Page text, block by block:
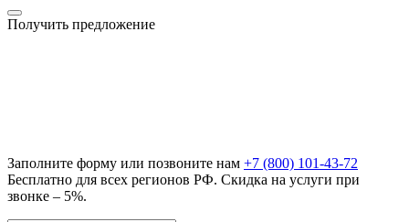
Получить предложение
Заполните форму или позвоните нам +7 (800) 101-43-72
Бесплатно для всех регионов РФ. Скидка на услуги при
звонке – 5%.